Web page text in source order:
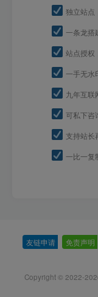
独立站点
一条龙搭
站点授权
一手无水
九年互联
可私下咨
支持站长
一比一复
友链申请 免责声明
Copyright © 2022-